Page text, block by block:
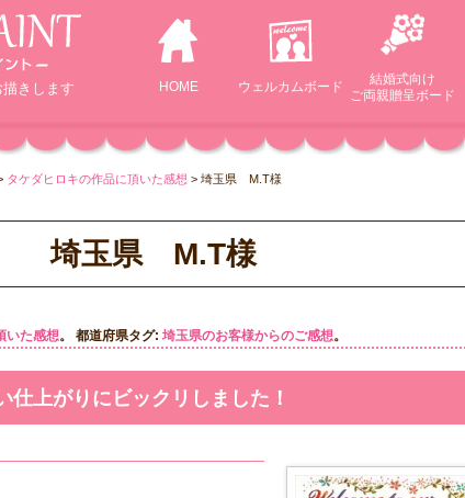
きします HOME ウェルカムボード
結婚式向け
ご両親贈呈ボード
タケダヒロキの作品に頂いた感想 > 埼玉県 M.T様
埼玉県 M.T様
いた感想。 都道府県タグ: 埼玉県のお客様からのご感想。
仕上がりにビックリしました！